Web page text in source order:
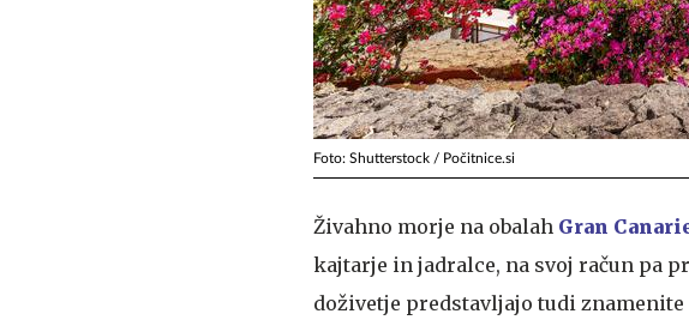
Foto: Shutterstock / Počitnice.si
Živahno morje na obalah Gran
kajtarje in jadralce, na svoj račun pa
doživetje predstavljajo tudi